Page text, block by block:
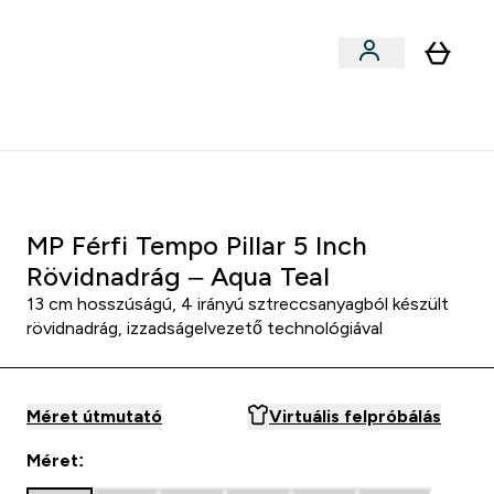
MP Férfi Tempo Pillar 5 Inch
Rövidnadrág – Aqua Teal
13 cm hosszúságú, 4 irányú sztreccsanyagból készült
rövidnadrág, izzadságelvezető technológiával
Méret útmutató Virtuális felpróbálás
Méret: